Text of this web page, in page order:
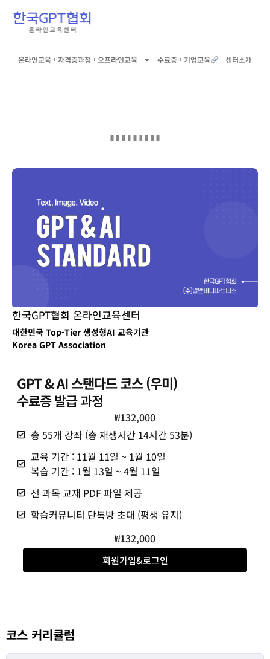
온라인교육 자격증과정 오프라인교육 수료증 기업교육 센터소개
한국GPT협회 온라인교육센터
대한민국 Top-Tier 생성형AI 교육기관
Korea GPT Association
GPT & AI 스탠다드 코스 (우미)
수료증 발급 과정
₩132,000
총 55개 강좌 (총 재생시간 14시간 53분)
교육 기간 : 11월 11일 ~ 1월 10일
복습 기간 : 1월 13일 ~ 4월 11일
전 과목 교재 PDF 파일 제공
학습커뮤니티 단톡방 초대 (평생 유지)
₩132,000
회원가입&로그인
코스 커리큘럼